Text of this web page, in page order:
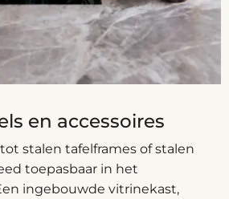
en accessoires
stalen tafelframes of stalen
toepasbaar in het
ingebouwde vitrinekast,